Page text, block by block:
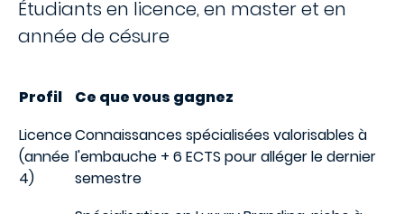
Étudiants en licence, en master et en
année de césure
Profil
Ce que vous gagnez
Licence
(année
4)
Connaissances spécialisées valorisables à
l'embauche + 6 ECTS pour alléger le dernier
semestre